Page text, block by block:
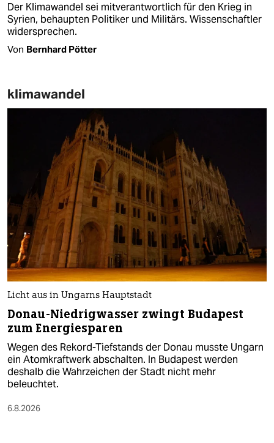
Der Klimawandel sei mitverantwortlich für den Krieg in
Syrien, behaupten Politiker und Militärs. Wissenschaftler
widersprechen.
Von Bernhard Pötter
klimawandel
Licht aus in Ungarns Hauptstadt
Donau-Niedrigwasser zwingt Budapest
zum Energiesparen
Wegen des Rekord-Tiefstands der Donau musste Ungarn
ein Atomkraftwerk abschalten. In Budapest werden
deshalb die Wahrzeichen der Stadt nicht mehr
beleuchtet.
6.8.2026